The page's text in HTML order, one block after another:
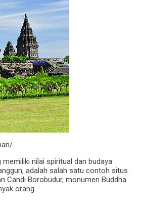
nilai spiritual dan budaya
adalah salah satu contoh situs
Candi Borobudur, monumen Buddha
orang.